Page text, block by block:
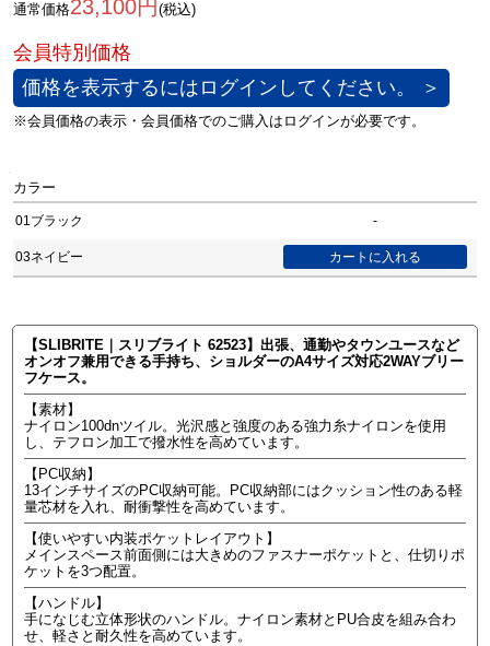
通常価格23,100円 (税込)
価格を表示するにはログインしてください。 ＞
カラー
01ブラック -
03ネイビー
【SLIBRITE｜スリブライト 62523】出張、通勤やタウンユースなど
オンオフ兼用できる手持ち、ショルダーのA4サイズ対応2WAYブリー
フケース。
【素材】
ナイロン100dnツイル。光沢感と強度のある強力糸ナイロンを使用
し、テフロン加工で撥水性を高めています。
【PC収納】
13インチサイズのPC収納可能。PC収納部にはクッション性のある軽
量芯材を入れ、耐衝撃性を高めています。
【使いやすい内装ポケットレイアウト】
メインスペース前面側には大きめのファスナーポケットと、仕切りポ
ケットを3つ配置。
【ハンドル】
手になじむ立体形状のハンドル。ナイロン素材とPU合皮を組み合わ
せ、軽さと耐久性を高めています。